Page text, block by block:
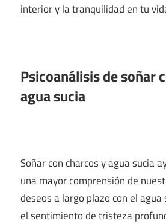
interior y la tranquilidad en tu
Psicoanálisis de soñar
agua sucia
Soñar con charcos y agua sucia
una mayor comprensión de
deseos a largo plazo con el
el sentimiento de tristeza